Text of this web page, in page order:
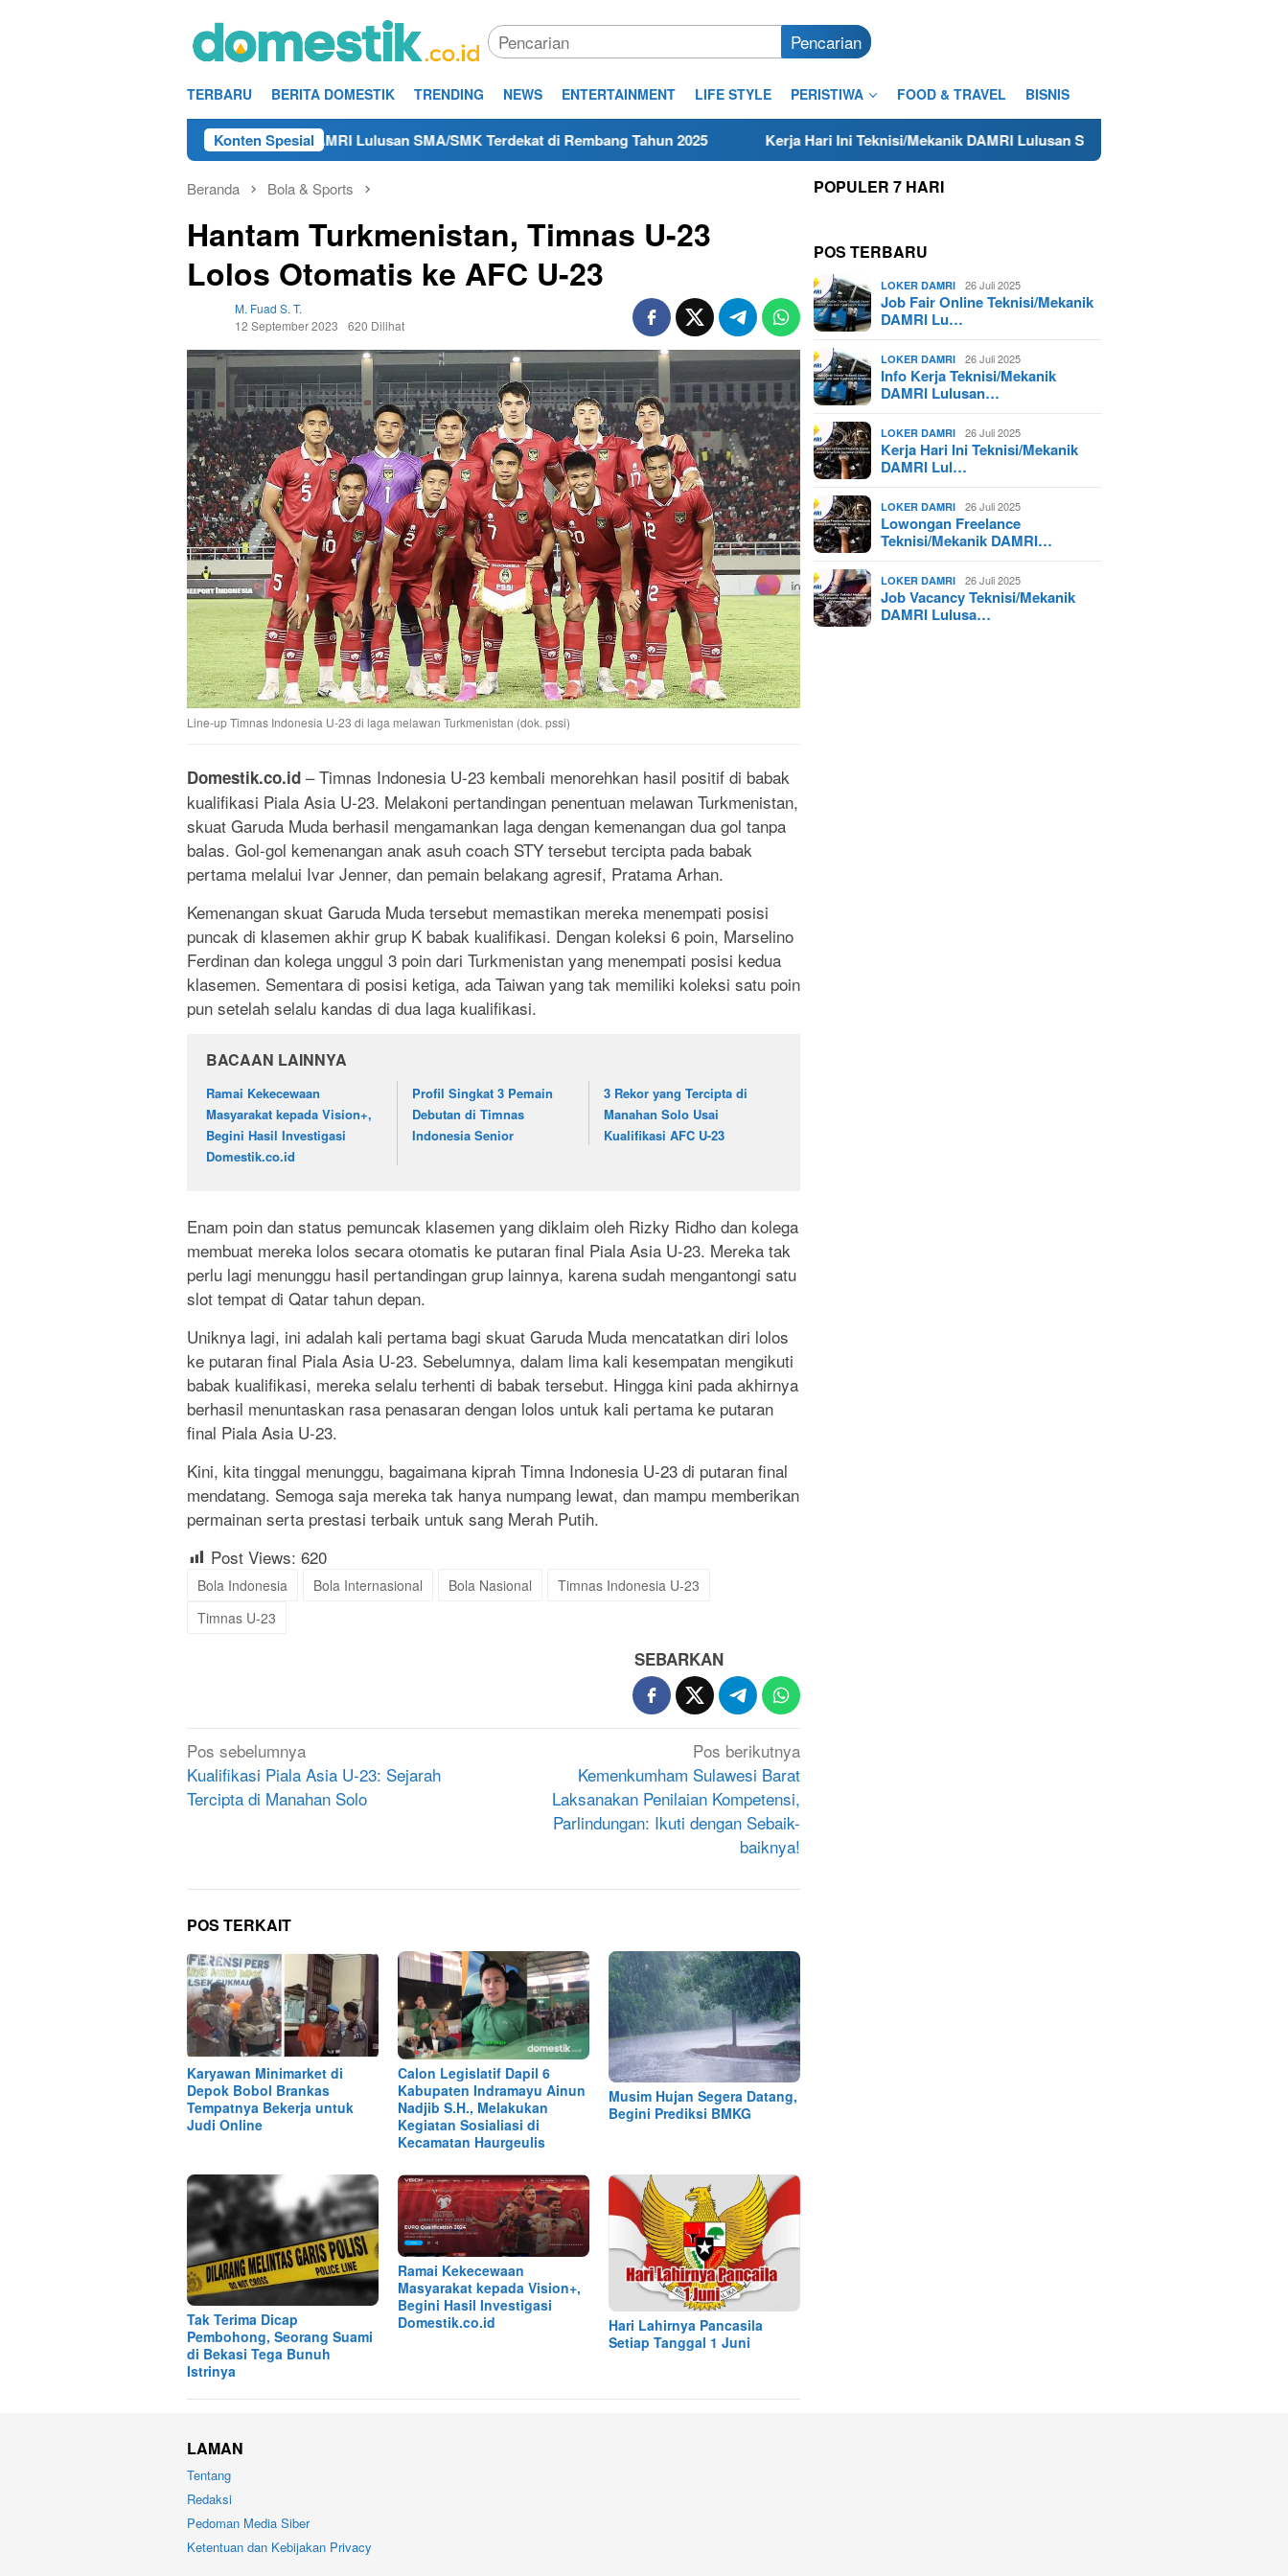
Pencarian
TERBARU BERITA DOMESTIK TRENDING NEWS ENTERTAINMENT LIFE STYLE PERISTIWA FOOD & TRAVEL BISNIS
Konten Spesial
Info Kerja Teknisi/Mekanik DAMRI Lulusan SMA/SMK Terdekat di Rembang Tahun 2025 Kerja Hari Ini Teknisi/Mekanik DAMRI Lulusan SMA/SMK Terdekat di Cilacap Tahun 2025
Beranda Bola & Sports
Hantam Turkmenistan, Timnas U-23
Lolos Otomatis ke AFC U-23
M. Fuad S. T.
12 September 2023
620 Dilihat
Line-up Timnas Indonesia U-23 di laga melawan Turkmenistan (dok. pssi)
Domestik.co.id – Timnas Indonesia U-23 kembali menorehkan hasil positif di babak
kualifikasi Piala Asia U-23. Melakoni pertandingan penentuan melawan Turkmenistan,
skuat Garuda Muda berhasil mengamankan laga dengan kemenangan dua gol tanpa
balas. Gol-gol kemenangan anak asuh coach STY tersebut tercipta pada babak
pertama melalui Ivar Jenner, dan pemain belakang agresif, Pratama Arhan.
Kemenangan skuat Garuda Muda tersebut memastikan mereka menempati posisi
puncak di klasemen akhir grup K babak kualifikasi. Dengan koleksi 6 poin, Marselino
Ferdinan dan kolega unggul 3 poin dari Turkmenistan yang menempati posisi kedua
klasemen. Sementara di posisi ketiga, ada Taiwan yang tak memiliki koleksi satu poin
pun setelah selalu kandas di dua laga kualifikasi.
BACAAN LAINNYA
Ramai Kekecewaan
Masyarakat kepada Vision+,
Begini Hasil Investigasi
Domestik.co.id
Profil Singkat 3 Pemain
Debutan di Timnas
Indonesia Senior
3 Rekor yang Tercipta di
Manahan Solo Usai
Kualifikasi AFC U-23
Enam poin dan status pemuncak klasemen yang diklaim oleh Rizky Ridho dan kolega
membuat mereka lolos secara otomatis ke putaran final Piala Asia U-23. Mereka tak
perlu lagi menunggu hasil pertandingan grup lainnya, karena sudah mengantongi satu
slot tempat di Qatar tahun depan.
Uniknya lagi, ini adalah kali pertama bagi skuat Garuda Muda mencatatkan diri lolos
ke putaran final Piala Asia U-23. Sebelumnya, dalam lima kali kesempatan mengikuti
babak kualifikasi, mereka selalu terhenti di babak tersebut. Hingga kini pada akhirnya
berhasil menuntaskan rasa penasaran dengan lolos untuk kali pertama ke putaran
final Piala Asia U-23.
Kini, kita tinggal menunggu, bagaimana kiprah Timna Indonesia U-23 di putaran final
mendatang. Semoga saja mereka tak hanya numpang lewat, dan mampu memberikan
permainan serta prestasi terbaik untuk sang Merah Putih.
Post Views: 620
Bola Indonesia Bola Internasional Bola Nasional
Timnas Indonesia U-23
Timnas U-23
SEBARKAN
Navigasi
pos
Pos sebelumnya
Kualifikasi Piala Asia U-23: Sejarah
Tercipta di Manahan Solo
Pos berikutnya
Kemenkumham Sulawesi Barat
Laksanakan Penilaian Kompetensi,
Parlindungan: Ikuti dengan Sebaik-
baiknya!
POS TERKAIT
Karyawan Minimarket di
Depok Bobol Brankas
Tempatnya Bekerja untuk
Judi Online
Calon Legislatif Dapil 6
Kabupaten Indramayu Ainun
Nadjib S.H., Melakukan
Kegiatan Sosialiasi di
Kecamatan Haurgeulis
Musim Hujan Segera Datang,
Begini Prediksi BMKG
Tak Terima Dicap
Pembohong, Seorang Suami
di Bekasi Tega Bunuh
Istrinya
Ramai Kekecewaan
Masyarakat kepada Vision+,
Begini Hasil Investigasi
Domestik.co.id
Hari Lahirnya Pancasila
Setiap Tanggal 1 Juni
POPULER 7 HARI
POS TERBARU
LOKER DAMRI 26 Juli 2025
Job Fair Online Teknisi/Mekanik
DAMRI Lu…
LOKER DAMRI 26 Juli 2025
Info Kerja Teknisi/Mekanik
DAMRI Lulusan…
LOKER DAMRI 26 Juli 2025
Kerja Hari Ini Teknisi/Mekanik
DAMRI Lul…
LOKER DAMRI 26 Juli 2025
Lowongan Freelance
Teknisi/Mekanik DAMRI…
LOKER DAMRI 26 Juli 2025
Job Vacancy Teknisi/Mekanik
DAMRI Lulusa…
LAMAN
Tentang
Redaksi
Pedoman Media Siber
Ketentuan dan Kebijakan Privacy